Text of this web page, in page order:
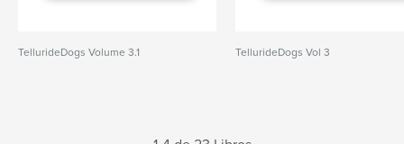
TellurideDogs Volume 3.1 TellurideDogs Vol 3